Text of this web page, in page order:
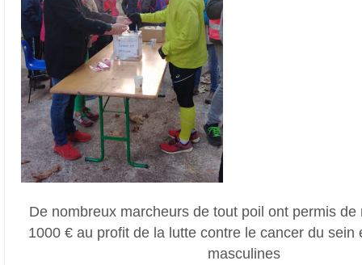
De nombreux marcheurs de tout poil ont permis de
1000 € au profit de la lutte contre le cancer du sein
masculines